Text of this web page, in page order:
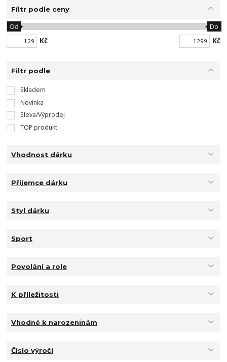
Fíltr podle ceny
Kč
Od Do
Kč
Filtr podle
Skladem
Novinka
Sleva/Výprodej
TOP produkt
Vhodnost dárku
Příjemce dárku
Styl dárku
Sport
Povolání a role
K příležitosti
Vhodné k narozeninám
Číslo výročí